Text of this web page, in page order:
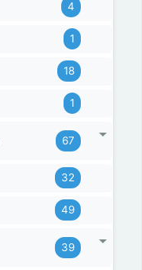
4
1
18
1
67
32
49
39